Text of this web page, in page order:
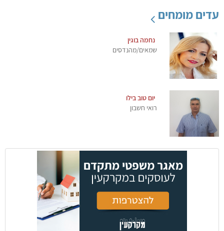
עדים מומחים
נחמה בוגין
שמאים/מהנדסים
יום טוב בילו
רואי חשבון